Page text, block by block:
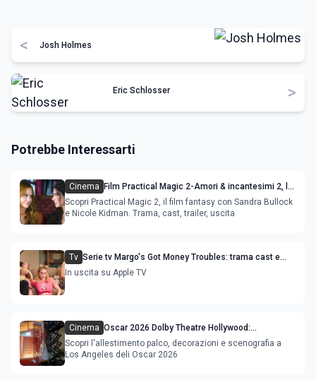
< Josh Holmes
Eric Schlosser >
Potrebbe Interessarti
Cinema
Film Practical Magic 2-Amori & incantesimi 2, la
maledizione con Sandra Bullock e Nicole Kidman
Scopri Practical Magic 2, il film fantasy con Sandra Bullock
e Nicole Kidman. Trama, cast, trailer, uscita
Tv Serie tv Margo's Got Money Troubles: trama cast e
uscita streaming
In uscita su Apple TV
Cinema Oscar 2026 Dolby Theatre Hollywood:
allestimento palco, decorazioni e scenografia a
Los Angeles
Scopri l'allestimento palco, decorazioni e scenografia a
Los Angeles deli Oscar 2026